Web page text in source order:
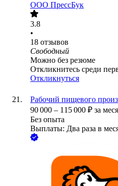
ООО ПрессБук
3.8
•
18 отзывов
Свободный
Можно без резюме
Откликнитесь среди
Откликнуться
Рабочий пищевого
90 000 – 115 000 ₽ за
Без опыта
Выплаты: Два раза в